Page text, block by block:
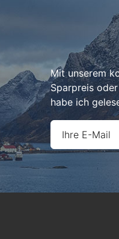
Mit unserem
Sparpreis
habe ich
Ihre E-Mail